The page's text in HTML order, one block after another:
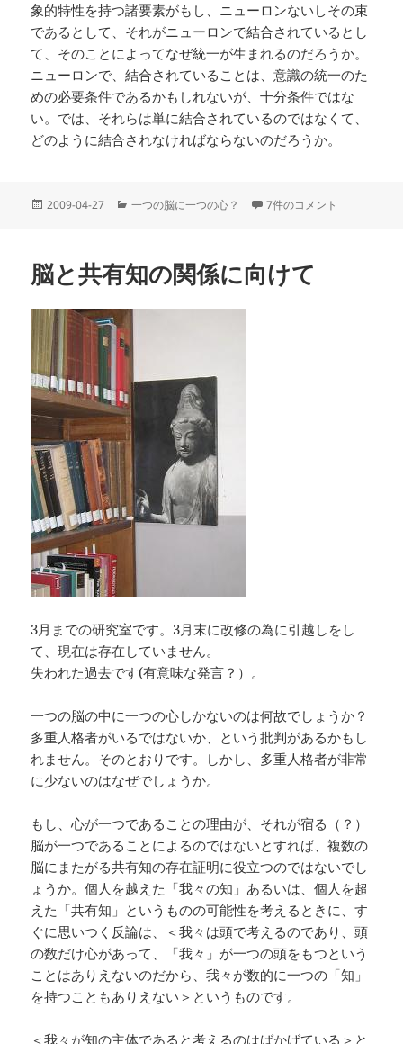
象的特性を持つ諸要素がもし、ニューロンないしその束
であるとして、それがニューロンで結合されているとし
て、そのことによってなぜ統一が生まれるのだろうか。
ニューロンで、結合されていることは、意識の統一のた
めの必要条件であるかもしれないが、十分条件ではな
い。では、それらは単に結合されているのではなくて、
どのように結合されなければならないのだろうか。
投
2009-04-27
カ
ー
一つの脳に一つの心？ 脳の中の組み合わせ問題 へ
7件のコメント
脳と共有知の関係に向けて
3月までの研究室です。3月末に改修の為に引越しをし
て、現在は存在していません。
失われた過去です(有意味な発言？）。
一つの脳の中に一つの心しかないのは何故でしょうか？
多重人格者がいるではないか、という批判があるかもし
れません。そのとおりです。しかし、多重人格者が非常
に少ないのはなぜでしょうか。
もし、心が一つであることの理由が、それが宿る（？）
脳が一つであることによるのではないとすれば、複数の
脳にまたがる共有知の存在証明に役立つのではないでし
ょうか。個人を越えた「我々の知」あるいは、個人を超
えた「共有知」というものの可能性を考えるときに、す
ぐに思いつく反論は、＜我々は頭で考えるのであり、頭
の数だけ心があって、「我々」が一つの頭をもつという
ことはありえないのだから、我々が数的に一つの「知」
を持つこともありえない＞というものです。
＜我々が知の主体であると考えるのはばかげている＞と